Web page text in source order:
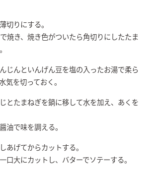
りにする。
焼き、焼き色がついたら角切りにしたたま
じんといんげん豆を塩の入ったお湯で柔ら
気を切っておく。
たまねぎを鍋に移して水を加え、あくを
油で味を調える。
げてからカットする。
口大にカットし、バターでソテーする。